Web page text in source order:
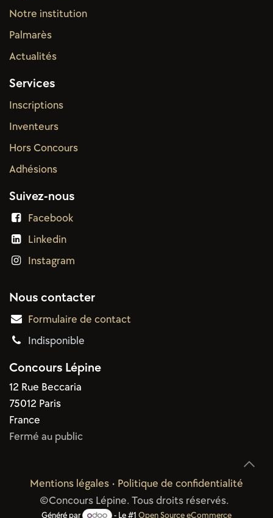
Notre institution
Palmarès
Actualités
Services
Inscriptions
Inventeurs
Hors Concours
Adhésions
Suivez-nous
Facebook
Linkedin
Instagram
Nous contacter
Formulaire de contact
Indisponible
Concours Lépine
12 Rue Beccaria
75012 Paris
France
Fermé au public
Mentions légales • Politique de confidentialité
©Concours Lépine. Tous droits réservés.
Généré par - Le #1 Open Source eCommerce